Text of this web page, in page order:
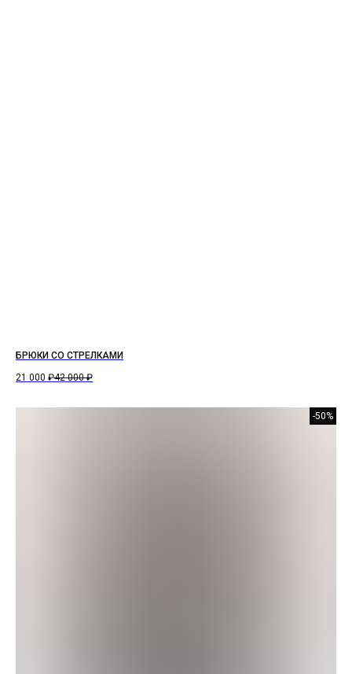
БРЮКИ СО СТРЕЛКАМИ
21 000 ₽42 000 ₽
-50%